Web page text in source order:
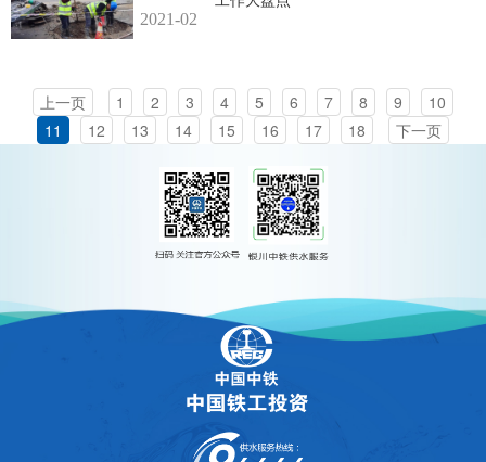
2021-02
上一页 1 2 3 4 5 6 7 8 9
10
11
12 13 14 15 16 17 18 下一页